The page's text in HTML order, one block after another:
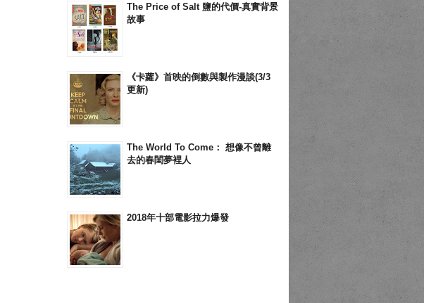
The Price of Salt 鹽的代價-真實背景
故事
《卡蘿》首映的倒數與製作漫談(3/3
更新)
The World To Come： 想像不曾離
去的春閨夢裡人
2018年十部電影拉力爆發